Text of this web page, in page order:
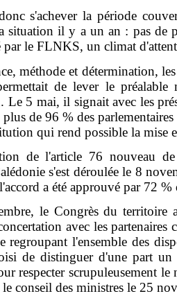
s'achever la période
situation il y a un an : pas de
par le FLNKS, un climat
méthode et détermination,
de lever le
Le 5 mai, il signait avec les
de 96 % des
qui rend possible la mise
de l'article 76 nouveau
s'est déroulée le 8
a été approuvé par 72 %
le Congrès du territoire
avec les
regroupant l'ensemble des
de distinguer d'une part
respecter scrupuleusement
le conseil des ministres le 25